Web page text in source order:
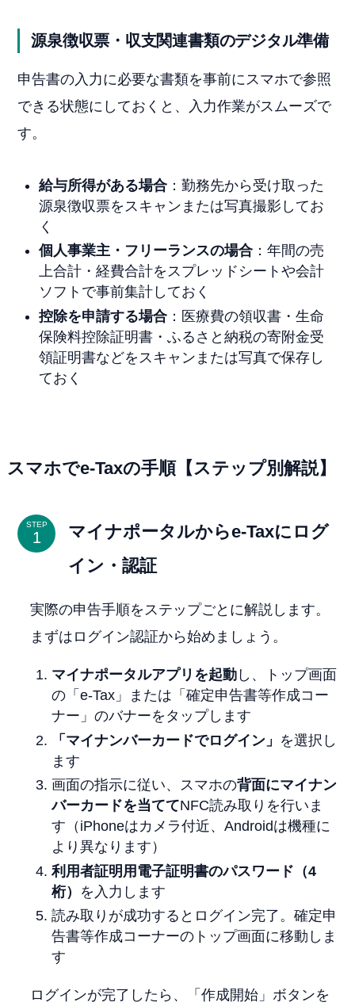
源泉徴収票・収支関連書類のデジタル準備
申告書の入力に必要な書類を事前にスマホで参照
できる状態にしておくと、入力作業がスムーズで
す。
給与所得がある場合 ：勤務先から受け取った
源泉徴収票をスキャンまたは写真撮影してお
く
個人事業主・フリーランスの場合 ：年間の売
上合計・経費合計をスプレッドシートや会計
ソフトで事前集計しておく
控除を申請する場合 ：医療費の領収書・生命
保険料控除証明書・ふるさと納税の寄附金受
領証明書などをスキャンまたは写真で保存し
ておく
スマホでe-Taxの手順【ステップ別解説】
STEP
マイナポータルからe-Taxにログ
イン・認証
実際の申告手順をステップごとに解説します。
まずはログイン認証から始めましょう。
マイナポータルアプリを起動 し、トップ画面
の「e-Tax」または「確定申告書等作成コー
ナー」のバナーをタップします
「マイナンバーカードでログイン」 を選択し
ます
画面の指示に従い、スマホの背面にマイナン
バーカードを当ててNFC読み取りを行いま
す（iPhoneはカメラ付近、Androidは機種に
より異なります）
利用者証明用電子証明書のパスワード（4
桁） を入力します
読み取りが成功するとログイン完了。確定申
告書等作成コーナーのトップ画面に移動しま
す
ログインが完了したら、「作成開始」ボタンを